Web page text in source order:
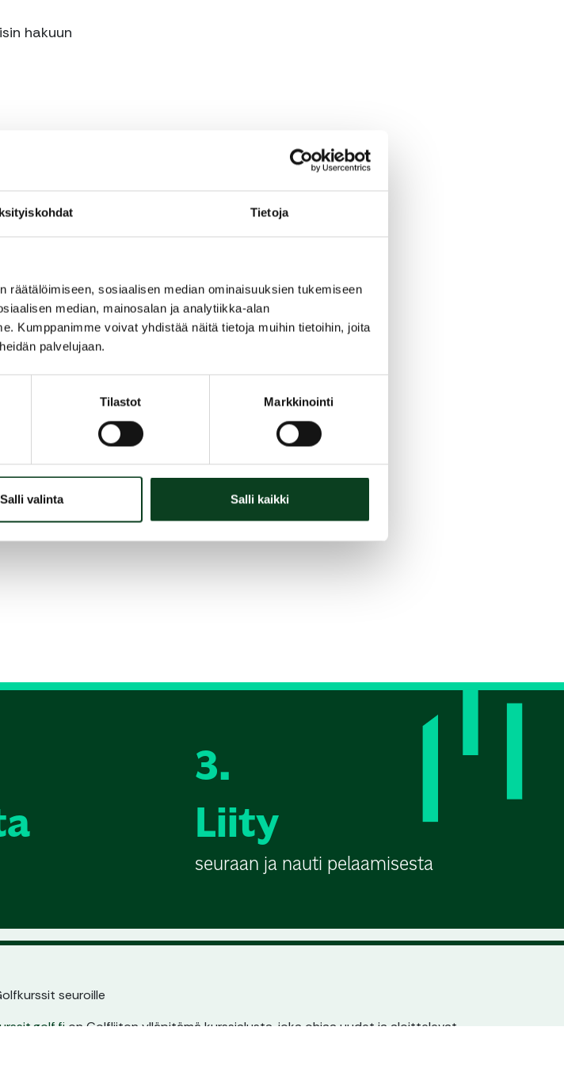
Tietoja
räätälöimiseen, sosiaalisen median ominaisuuksien tukemiseen
median, mainosalan ja analytiikka-alan
Kumppanimme voivat yhdistää näitä tietoja muihin tietoihin, joita
palvelujaan.
Tilastot Markkinointi
Salli valinta Salli kaikki
hakuun
3.
Liity
seuraan ja nauti pelaamisesta
seuroille
on Golfliiton ylläpitämä kurssialusta, joka ohjaa uudet ja aloittelevat